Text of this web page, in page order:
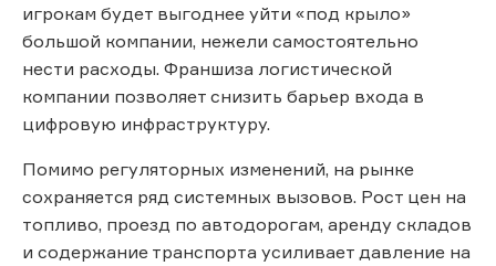
игрокам будет выгоднее уйти «под крыло»
большой компании, нежели самостоятельно
нести расходы. Франшиза логистической
компании позволяет снизить барьер входа в
цифровую инфраструктуру.
Помимо регуляторных изменений, на рынке
сохраняется ряд системных вызовов. Рост цен на
топливо, проезд по автодорогам, аренду складов
и содержание транспорта усиливает давление на